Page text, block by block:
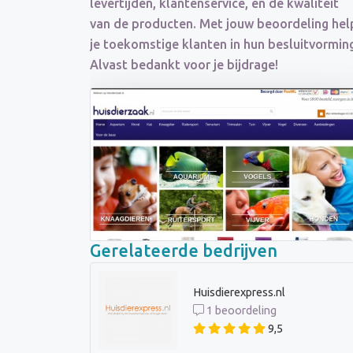
levertijden, klantenservice, en de kwaliteit
van de producten. Met jouw beoordeling
je toekomstige klanten in hun
Alvast bedankt voor je bijdrage!
Gerelateerde bedrijven
Huisdierexpress.nl
1 beoordeling
9,5